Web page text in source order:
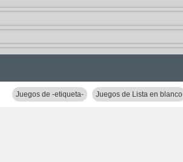
Juegos de -etiqueta- Juegos de Lista en blanco